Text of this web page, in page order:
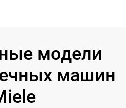
модели
машин